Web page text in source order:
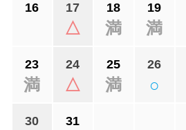
16 17
△
18
満
19
満
23
満
24
△
25
満
26
○
30 31